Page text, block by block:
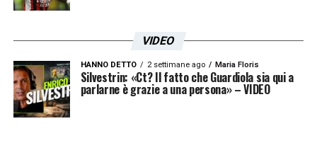
VIDEO
HANNO DETTO 2 settimane ago Maria Floris
Silvestrin: «Ct? Il fatto che Guardiola sia qui a
parlarne è grazie a una persona» – VIDEO